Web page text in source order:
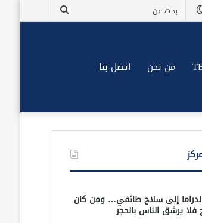
بحث
الوضع
من نحن اتصل بنا
إلى سلاح طائفي… ومن كان
فلا يرشق الناس بالحجر